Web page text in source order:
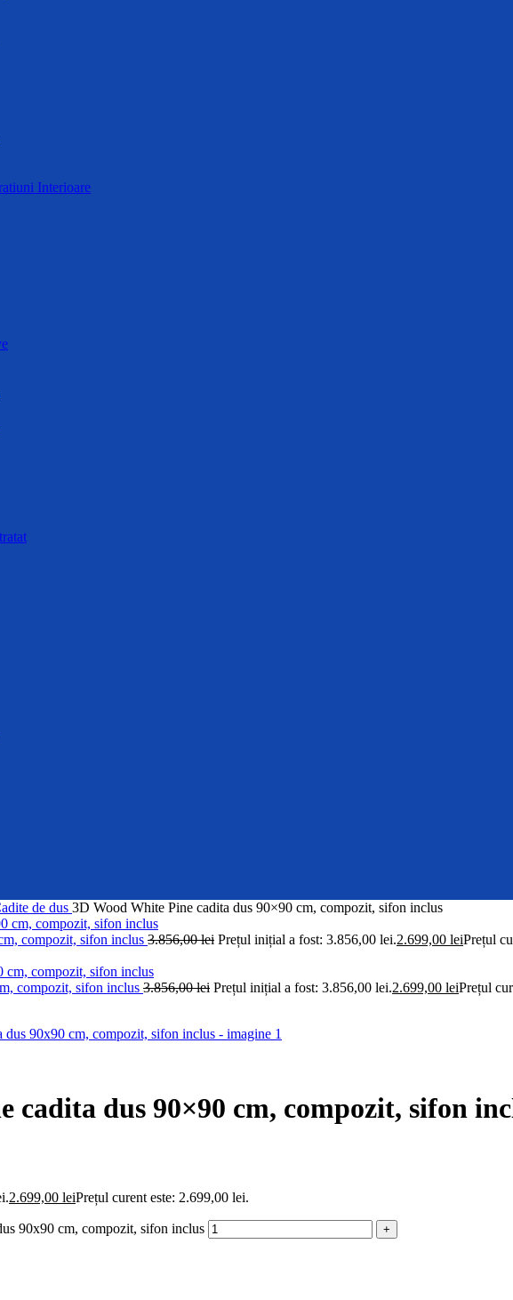
Interioare
de dus 3D Wood White Pine cadita dus 90×90 cm, compozit, sifon inclus
compozit, sifon inclus 3.856,00lei Prețul inițial a fost: 3.856,00 lei.2.699,00 leiPrețul
compozit, sifon inclus 3.856,00lei Prețul inițial a fost: 3.856,00 lei.2.699,00 leiPrețul
cadita dus 90×90 cm, compozit, sifon
2.699,00 leiPrețul curent este: 2.699,00 lei.
90x90 cm, compozit, sifon inclus